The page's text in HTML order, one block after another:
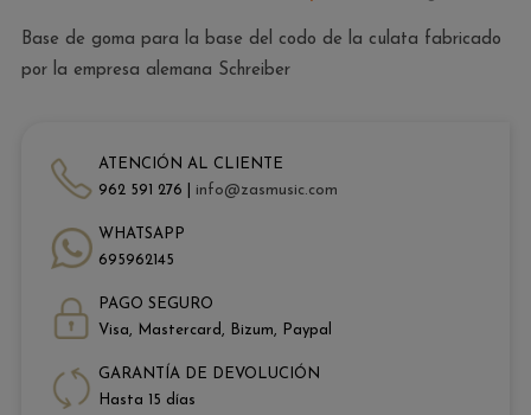
Base de goma para la base del codo de la culata fabricado
por la empresa alemana Schreiber
ATENCIÓN AL CLIENTE
962 591 276 | info@zasmusic.com
WHATSAPP
695962145
PAGO SEGURO
Visa, Mastercard, Bizum, Paypal
GARANTÍA DE DEVOLUCIÓN
Hasta 15 días